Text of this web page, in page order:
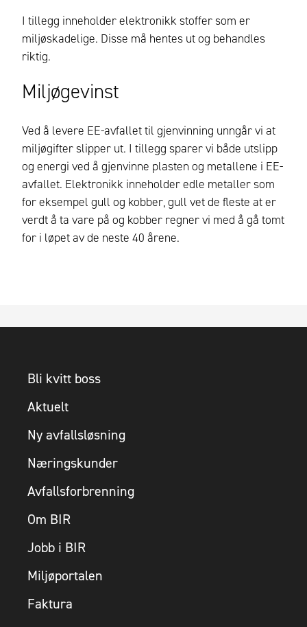
I tillegg inneholder elektronikk stoffer som er
miljøskadelige. Disse må hentes ut og behandles
riktig.
Miljøgevinst
Ved å levere EE-avfallet til gjenvinning unngår vi at
miljøgifter slipper ut. I tillegg sparer vi både utslipp
og energi ved å gjenvinne plasten og metallene i EE-
avfallet. Elektronikk inneholder edle metaller som
for eksempel gull og kobber, gull vet de fleste at er
verdt å ta vare på og kobber regner vi med å gå tomt
for i løpet av de neste 40 årene.
Bli kvitt boss
Aktuelt
Ny avfallsløsning
Næringskunder
Avfallsforbrenning
Om BIR
Jobb i BIR
Miljøportalen
Faktura